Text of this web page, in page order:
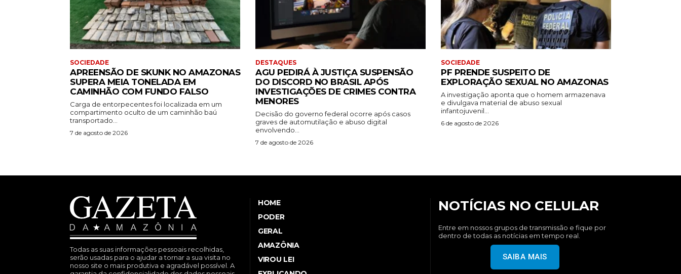
SOCIEDADE
APREENSÃO DE SKUNK NO AMAZONAS
SUPERA MEIA TONELADA EM
CAMINHÃO COM FUNDO FALSO
Carga de entorpecentes foi localizada em um
compartimento oculto de um caminhão baú
transportado...
7 de agosto de 2026
DESTAQUES
AGU PEDIRÁ À JUSTIÇA SUSPENSÃO
DO DISCORD NO BRASIL APÓS
INVESTIGAÇÕES DE CRIMES CONTRA
MENORES
Decisão do governo federal ocorre após casos
graves de automutilação e abuso digital
envolvendo...
7 de agosto de 2026
SOCIEDADE
PF PRENDE SUSPEITO DE
EXPLORAÇÃO SEXUAL NO AMAZONAS
A investigação aponta que o homem armazenava
e divulgava material de abuso sexual
infantojuvenil...
6 de agosto de 2026
Todas as suas informações pessoais recolhidas,
serão usadas para o ajudar a tornar a sua visita no
nosso site o mais produtiva e agradável possível. A
HOME
PODER
GERAL
AMAZÔNIA
VIROU LEI
NOTÍCIAS NO CELULAR
Entre em nossos grupos de transmissão e fique por
dentro de todas as notícias em tempo real.
SAIBA MAIS